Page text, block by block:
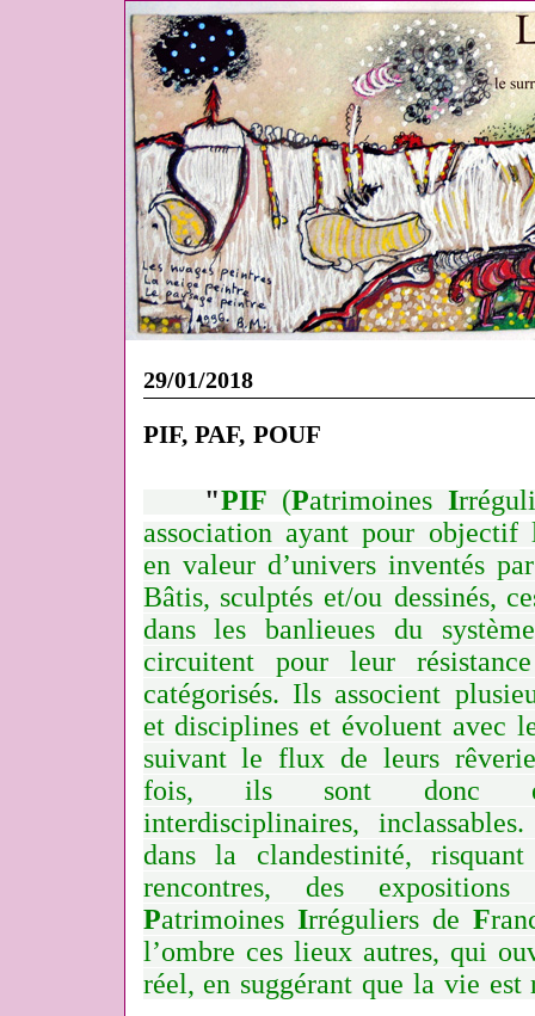
29/01/2018
PIF, PAF, POUF
"PIF (Patrimoines I
association ayant pour
en valeur d’univers inventés
Bâtis, sculptés et/ou dessinés,
dans les banlieues du
circuitent pour leur
catégorisés. Ils associent
et disciplines et évoluent avec
suivant leflux de leurs
fois, ils sont donc
interdisciplinaires,
dans la clandestinité,
rencontres, des
Patrimoines Irréguliers deF
l’ombre ces lieux autres, qui
réel, en suggérant que la vie est